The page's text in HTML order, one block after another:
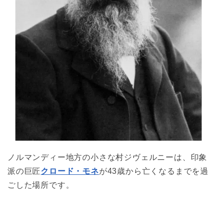
ノルマンディー地方の小さな村ジヴェルニーは、印象
派の巨匠クロード・モネが43歳から亡くなるまでを過
ごした場所です。